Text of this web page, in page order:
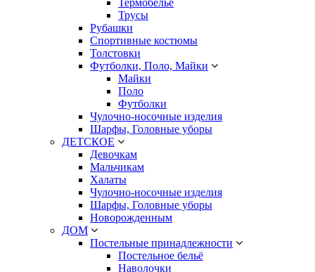
Термобельё
Трусы
Рубашки
Спортивные костюмы
Толстовки
Футболки, Поло, Майки
Майки
Поло
Футболки
Чулочно-носочные изделия
Шарфы, Головные уборы
ДЕТСКОЕ
Девочкам
Мальчикам
Халаты
Чулочно-носочные изделия
Шарфы, Головные уборы
Новорожденным
ДОМ
Постельные принадлежности
Постельное бельё
Наволочки